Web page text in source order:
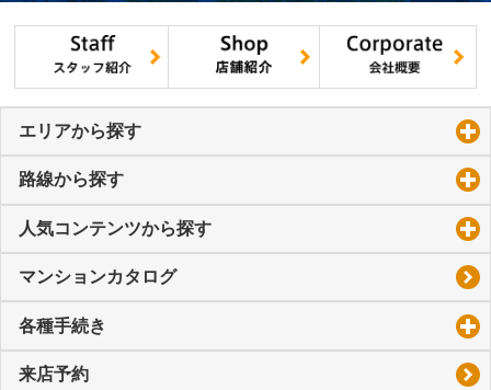
エリアから探す
路線から探す
人気コンテンツから探す
マンションカタログ
各種手続き
来店予約